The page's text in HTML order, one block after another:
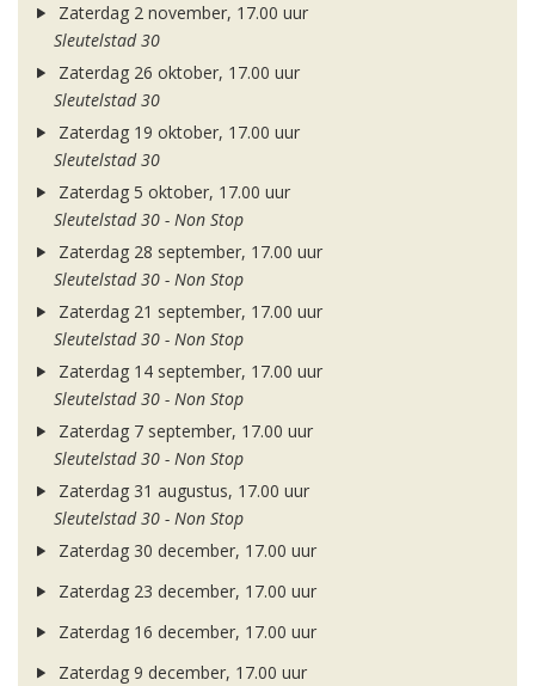
Zaterdag 2 november, 17.00 uur
Sleutelstad 30
Zaterdag 26 oktober, 17.00 uur
Sleutelstad 30
Zaterdag 19 oktober, 17.00 uur
Sleutelstad 30
Zaterdag 5 oktober, 17.00 uur
Sleutelstad 30 - Non Stop
Zaterdag 28 september, 17.00 uur
Sleutelstad 30 - Non Stop
Zaterdag 21 september, 17.00 uur
Sleutelstad 30 - Non Stop
Zaterdag 14 september, 17.00 uur
Sleutelstad 30 - Non Stop
Zaterdag 7 september, 17.00 uur
Sleutelstad 30 - Non Stop
Zaterdag 31 augustus, 17.00 uur
Sleutelstad 30 - Non Stop
Zaterdag 30 december, 17.00 uur
Zaterdag 23 december, 17.00 uur
Zaterdag 16 december, 17.00 uur
Zaterdag 9 december, 17.00 uur